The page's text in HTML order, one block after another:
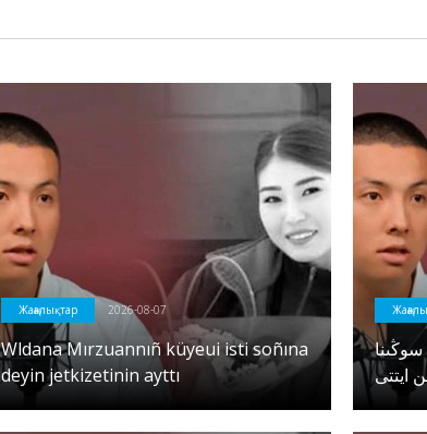
Жаңалықтар 2026-08-07
Wldana Mırzuannıñ küyeui isti soñına
deyin jetkizetinin ayttı
ايتتى